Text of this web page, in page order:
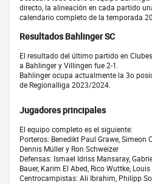
directo, la alineación en cada partido
calendario completo de la temporada
Resultados Bahlinger SC
El resultado del último partido en
a Bahlinger y Villingen fue 2-1.
Bahlinger ocupa actualmente la 3o
de Regionalliga 2023/2024.
Jugadores principales
El equipo completo es el siguiente:
Porteros: Benedikt Paul Grawe, Simeon
Dennis Müller y Ron Schweizer
Defensas: Ismael Idriss Mansaray,
Bauer, Karim El Abed, Rico Wuttke,
Centrocampistas: Ali Ibrahim, Philipp